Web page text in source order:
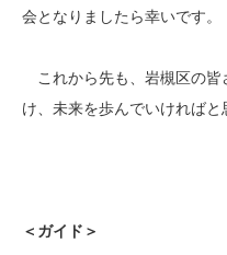
会となりましたら幸いです。
これから先も、岩槻区の皆
け、未来を歩んでいければと
＜ガイド＞